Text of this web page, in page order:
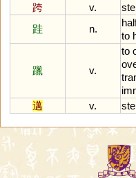
跨
v.
跬
n.
to
躐 v.
to
邁
v.